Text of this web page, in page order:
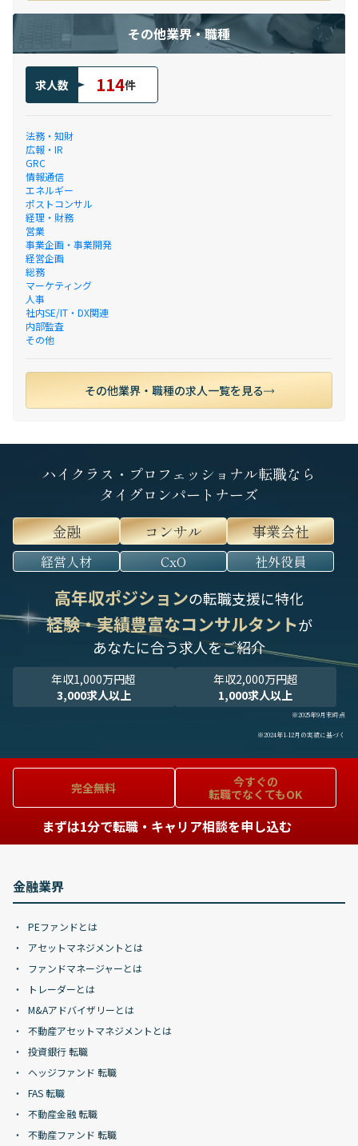
その他業界・職種
求人数 114件
法務・知財
広報・IR
GRC
情報通信
エネルギー
ポストコンサル
経理・財務
営業
事業企画・事業開発
経営企画
総務
マーケティング
人事
社内SE/IT・DX関連
内部監査
その他
その他業界・職種の求人一覧を見る
ハイクラス・プロフェッショナル転職なら
タイグロンパートナーズ
金融
コンサル 事業会社
経営人材 CxO 社外役員
高年収ポジションの転職支援に特化
経験・実績豊富なコンサルタントが
あなたに合う求人をご紹介
年収1,000万円超
3,000求人以上
年収2,000万円超
1,000求人以上
※2025年9月末時点
※2024年1-12月の実績に基づく
完全無料
今すぐの
転職でなくてもOK
まずは1分で転職・キャリア相談を申し込む
金融業界
PEファンドとは
アセットマネジメントとは
ファンドマネージャーとは
トレーダーとは
M&Aアドバイザリーとは
不動産アセットマネジメントとは
投資銀行 転職
ヘッジファンド 転職
FAS 転職
不動産金融 転職
不動産ファンド 転職